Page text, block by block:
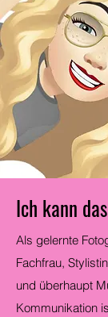
Ich kann
Als gelernte
Fachfrau,
und überhaupt
Kommunikation